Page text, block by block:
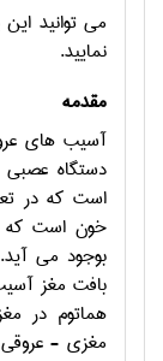
می توانید
نمایید.
مقدمه
آسیب های
دستگاه
است که در
خون است که
بوجود می
بافت مغز
هماتوم در
مغزی - عروقی